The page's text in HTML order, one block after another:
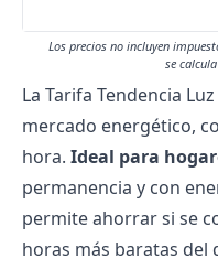
Los precios no incluyen
se
La Tarifa Tendencia
mercado energético,
hora. Ideal para
permanencia y con
permite ahorrar si se
horas más baratas del